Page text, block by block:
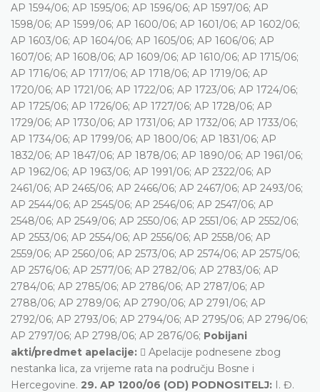
AP 1594/06; AP 1595/06; AP 1596/06; AP 1597/06; AP
1598/06; AP 1599/06; AP 1600/06; AP 1601/06; AP 1602/06;
AP 1603/06; AP 1604/06; AP 1605/06; AP 1606/06; AP
1607/06; AP 1608/06; AP 1609/06; AP 1610/06; AP 1715/06;
AP 1716/06; AP 1717/06; AP 1718/06; AP 1719/06; AP
1720/06; AP 1721/06; AP 1722/06; AP 1723/06; AP 1724/06;
AP 1725/06; AP 1726/06; AP 1727/06; AP 1728/06; AP
1729/06; AP 1730/06; AP 1731/06; AP 1732/06; AP 1733/06;
AP 1734/06; AP 1799/06; AP 1800/06; AP 1831/06; AP
1832/06; AP 1847/06; AP 1878/06; AP 1890/06; AP 1961/06;
AP 1962/06; AP 1963/06; AP 1991/06; AP 2322/06; AP
2461/06; AP 2465/06; AP 2466/06; AP 2467/06; AP 2493/06;
AP 2544/06; AP 2545/06; AP 2546/06; AP 2547/06; AP
2548/06; AP 2549/06; AP 2550/06; AP 2551/06; AP 2552/06;
AP 2553/06; AP 2554/06; AP 2556/06; AP 2558/06; AP
2559/06; AP 2560/06; AP 2573/06; AP 2574/06; AP 2575/06;
AP 2576/06; AP 2577/06; AP 2782/06; AP 2783/06; AP
2784/06; AP 2785/06; AP 2786/06; AP 2787/06; AP
2788/06; AP 2789/06; AP 2790/06; AP 2791/06; AP
2792/06; AP 2793/06; AP 2794/06; AP 2795/06; AP 2796/06;
AP 2797/06; AP 2798/06; AP 2876/06; Pobijani
akti/predmet apelacije:  Apelacije podnesene zbog
nestanka lica, za vrijeme rata na području Bosne i
Hercegovine. 29. AP 1200/06 (OD) PODNOSITELJ: I. Đ.